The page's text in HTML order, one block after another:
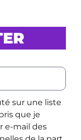
sur une liste
que je
e-mail des